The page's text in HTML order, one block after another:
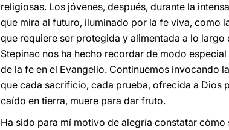
religiosas. Los jóvenes, después, durante la
que mira al futuro, iluminado por la fe viva, como
que requiere ser protegida y alimentada a lo
Stepinac nos ha hecho recordar de modo
de la fe en el Evangelio. Continuemos invocando
que cada sacrificio, cada prueba, ofrecida a Dios
caído en tierra, muere para dar fruto.
Ha sido para mí motivo de alegría constatar